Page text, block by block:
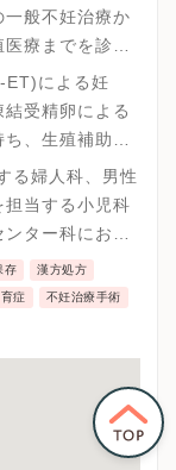
般不妊治療か
療までを診療
ET)による妊
受精卵による
、生殖補助医
。
る婦人科、男性
当する小児科
ター科におい
期予後保証
治療を行って
存 漢方処方
症 不妊治療手術